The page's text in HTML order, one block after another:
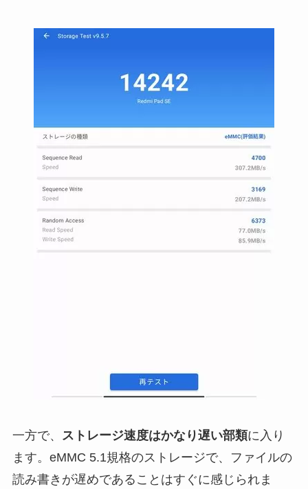
一方で、 ストレージ速度はかなり遅い部類に入り
ます。eMMC 5.1規格のストレージで、ファイルの
読み書きが遅めであることはすぐに感じられま